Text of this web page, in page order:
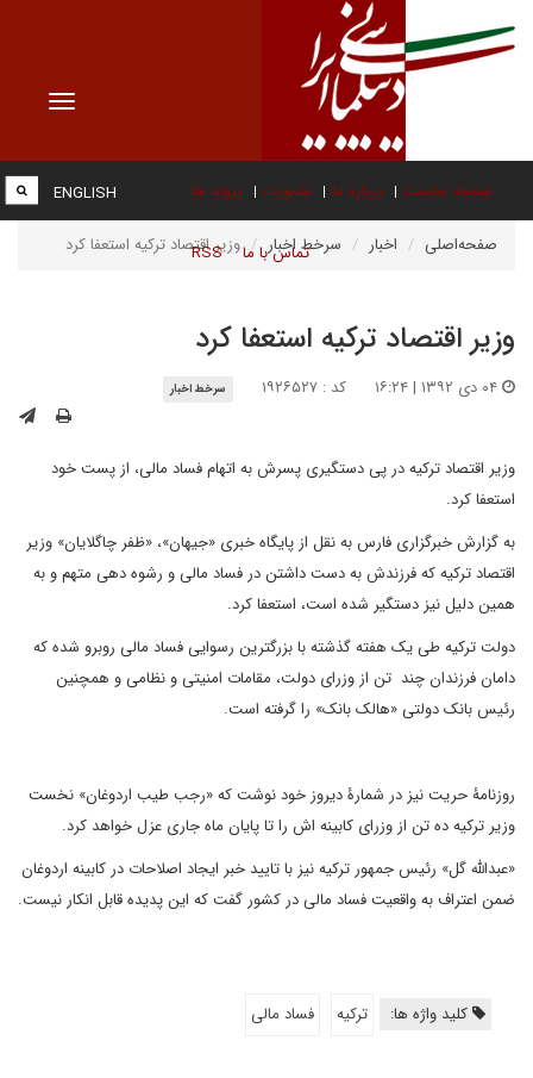
Toggle
صفحه نخست درباره ما عضویت پیوند ها
تماس با ما RSS
ENGLISH
صفحه‌اصلی اخبار سرخط اخبار وزیر اقتصاد ترکیه استعفا کرد
وزیر اقتصاد ترکیه استعفا کرد
کد : ۱۹۲۶۵۲۷ سرخط اخبار
وزیر اقتصاد ترکیه در پی دستگیری پسرش به اتهام فساد مالی، از پست خود
استعفا کرد.
به گزارش خبرگزاری فارس به نقل از پایگاه خبری «جیهان»، «ظفر چاگلایان» وزیر
اقتصاد ترکیه که فرزندش به دست داشتن در فساد مالی و رشوه دهی متهم و به
همین دلیل نیز دستگیر شده است، استعفا کرد.
دولت ترکیه طی یک هفته گذشته با بزرگترین رسوایی فساد مالی روبرو شده که
دامان فرزندان چند تن از وزرای دولت، مقامات امنیتی و نظامی و همچنین
رئیس بانک دولتی «هالک بانک» را گرفته است.
روزنامۀ حریت نیز در شمارۀ دیروز خود نوشت که «رجب طیب اردوغان» نخست
وزیر ترکیه ده تن از وزرای کابینه اش را تا پایان ماه جاری عزل خواهد کرد.
«عبدالله گل» رئیس جمهور ترکیه نیز با تایید خبر ایجاد اصلاحات در کابینه اردوغان
ضمن اعتراف به واقعیت فساد مالی در کشور گفت که این پدیده قابل انکار نیست.
کلید واژه ها: ترکیه فساد مالی